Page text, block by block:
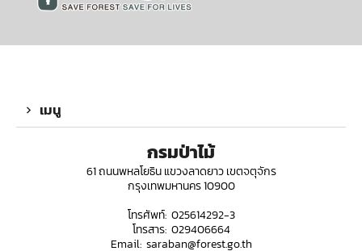
เมนู
กรมป่าไม้
61 ถนนพหลโยธิน แขวงลาดยาว เขตจตุจักร
กรุงเทพมหานคร 10900
โทรศัพท์: 025614292-3
โทรสาร: 029406664
Email: saraban@forest.go.th